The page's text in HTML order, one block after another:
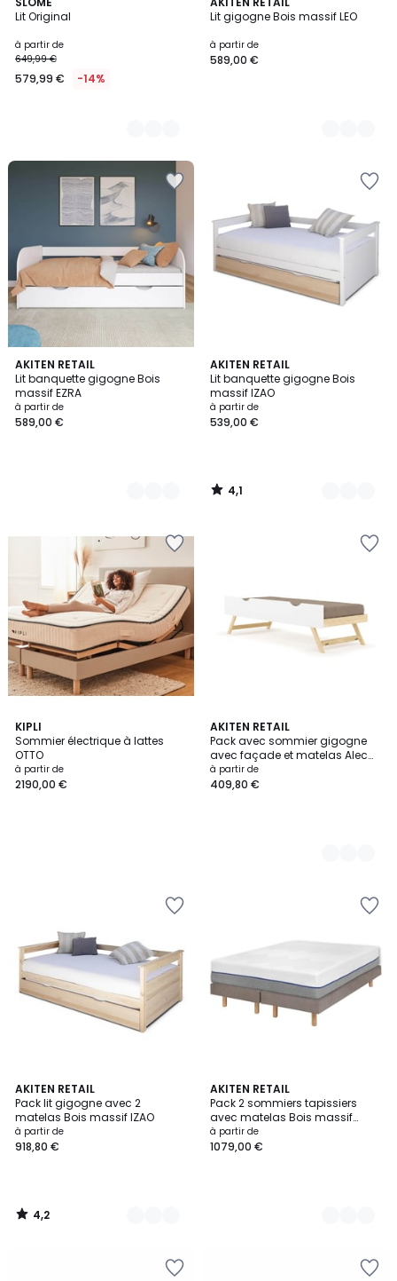
Lit Original
à partir de
649,99 €
579,99 € -14%
2
Couleurs
Lit gigogne Bois massif LEO
à partir de
589,00 €
3
Couleurs
AKITEN RETAIL
Lit banquette gigogne Bois
massif EZRA
à partir de
589,00 €
5
Couleurs
AKITEN RETAIL
Lit banquette gigogne Bois
massif IZAO
à partir de
539,00 €
4,1
/ 5
3
Couleurs
4,1
/
KIPLI
Sommier électrique à lattes
OTTO
à partir de
2190,00 €
AKITEN RETAIL
Pack avec sommier gigogne
avec façade et matelas Alec
à partir de
409,80 €
3
Couleurs
AKITEN RETAIL
Pack lit gigogne avec 2
matelas Bois massif IZAO
à partir de
918,80 €
4,2
/ 5
3
Couleurs
4,2
/
AKITEN RETAIL
Pack 2 sommiers tapissiers
avec matelas Bois massif
HABBY
à partir de
1079,00 €
2
Couleurs